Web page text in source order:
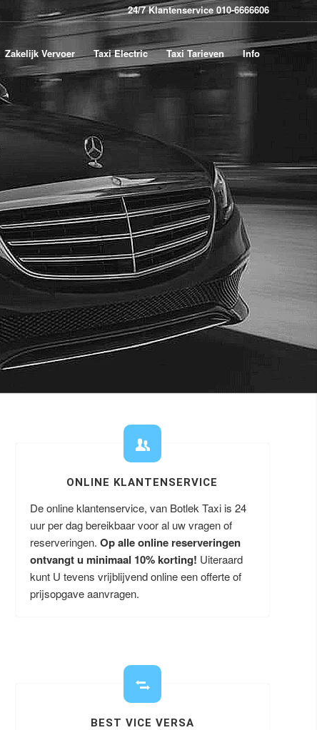
24/7 Klantenservice 010-6666606
Zakelijk Vervoer Taxi Electric Taxi Tarieven Info
ONLINE KLANTENSERVICE
De online klantenservice, van Botlek Taxi is 24
uur per dag bereikbaar voor al uw vragen of
reserveringen.Op alle online reserveringen
ontvangt u minimaal 10% korting! Uiteraard
kunt U tevens vrijblijvend online een offerte of
prijsopgave aanvragen.
BEST VICE VERSA